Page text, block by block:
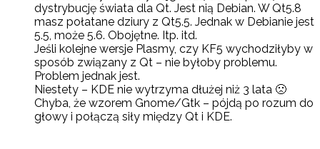
dystrybucję świata dla Qt. Jest nią Debian. W Qt5.8
masz połatane dziury z Qt5.5. Jednak w Debianie jest
5.5, może 5.6. Obojętne. Itp. itd.
Jeśli kolejne wersje Plasmy, czy KF5 wychodziłyby w
sposób związany z Qt – nie byłoby problemu.
Problem jednak jest.
Niestety – KDE nie wytrzyma dłużej niż 3 lata 🙁
Chyba, że wzorem Gnome/Gtk – pójdą po rozum do
głowy i połączą siły między Qt i KDE.